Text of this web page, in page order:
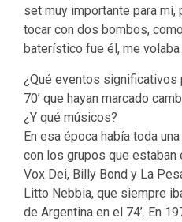
set muy importante para
tocar con dos bombos,
baterístico fue él, me volaba
¿Qué eventos
70’ que hayan marcado
¿Y qué músicos?
En esa época había toda
con los grupos que estaban
Vox Dei, Billy Bond y La
Litto Nebbia, que siempre
de Argentina en el 74’. En